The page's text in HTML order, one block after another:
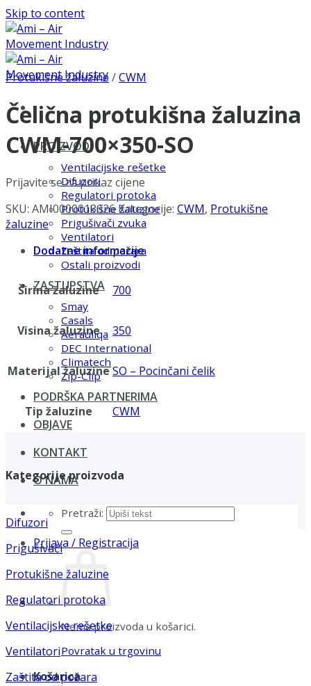
Skip to content
PROIZVODI
Ventilacijske rešetke
Difuzori
Regulatori protoka
Protukišne žaluzine
Prigušivači zvuka
Ventilatori
Zaštita od požara
Ostali proizvodi
ZASTUPSTVA
Smay
Casals
Aerauliqa
DEC International
Climatech
Zip-Clip
PODRŠKA PARTNERIMA
OBJAVE
KONTAKT
O NAMA
Pretraži:
Prijava / Registracija
Nema proizvoda u košarici.
Povratak u trgovinu
Košarica
Protukišne žaluzine /CWM
Čelična protukišna žaluzina
CWM-700×350-SO
Prijavite se za prikaz cijene
SKU: AMI0000013626 Kategorije: CWM, Protukišne
žaluzine
Dodatne informacije
Širina žaluzine 700
Visina žaluzine 350
Materijal žaluzineSO – Pocinčani čelik
Tip žaluzine CWM
Kategorije proizvoda
Difuzori
Prigušivači
Protukišne žaluzine
Regulatori protoka
Ventilacijske rešetke
Ventilatori
Zaštita od požara